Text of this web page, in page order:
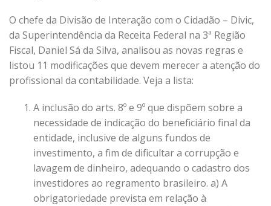
O chefe da Divisão de Interação com o Cidadão – Divic,
da Superintendência da Receita Federal na 3ª Região
Fiscal, Daniel Sá da Silva, analisou as novas regras e
listou 11 modificações que devem merecer a atenção do
profissional da contabilidade. Veja a lista:
A inclusão do arts. 8º e 9º que dispõem sobre a
necessidade de indicação do beneficiário final da
entidade, inclusive de alguns fundos de
investimento, a fim de dificultar a corrupção e
lavagem de dinheiro, adequando o cadastro dos
investidores ao regramento brasileiro. a) A
obrigatoriedade prevista em relação à